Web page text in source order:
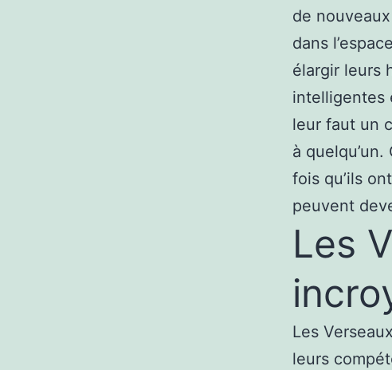
de
dans
élargir leurs
intelligentes
leur faut un
à
fois qu’ils
peuvent
Les
Les
leurs